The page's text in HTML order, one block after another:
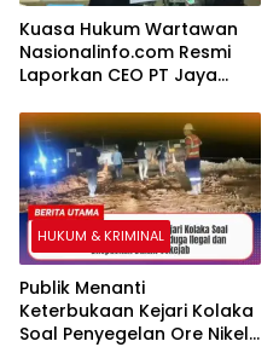
Kuasa Hukum Wartawan
Nasionalinfo.com Resmi
Laporkan CEO PT Jaya
Kolaka
HUKUM & KRIMINAL
Publik Menanti
Keterbukaan Kejari Kolaka
Soal Penyegelan Ore Nikel